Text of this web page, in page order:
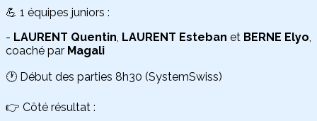
💪 1 équipes juniors :
- LAURENT Quentin, LAURENT Esteban et BERNE Elyo,
coaché par Magali
🕐 Début des parties 8h30 (SystemSwiss)
👉 Côté résultat :